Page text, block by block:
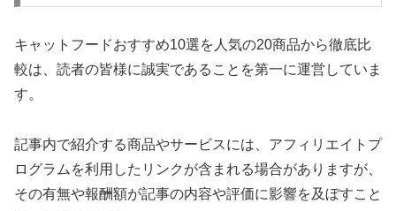
キャットフードおすすめ10選を人気の20商品から徹底比
較は、読者の皆様に誠実であることを第一に運営していま
す。
記事内で紹介する商品やサービスには、アフィリエイトプ
ログラムを利用したリンクが含まれる場合がありますが、
その有無や報酬額が記事の内容や評価に影響を及ぼすこと